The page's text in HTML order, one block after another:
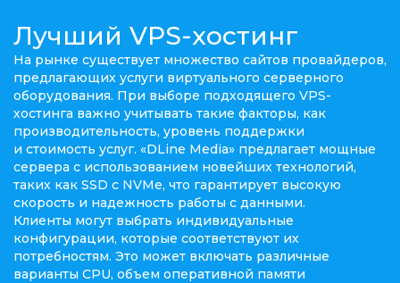
Лучший VPS-хостинг
На рынке существует множество сайтов провайдеров,
предлагающих услуги виртуального серверного
оборудования. При выборе подходящего VPS-
хостинга важно учитывать такие факторы, как
производительность, уровень поддержки
и стоимость услуг. «DLine Media» предлагает мощные
сервера с использованием новейших технологий,
таких как SSD с NVMe, что гарантирует высокую
скорость и надежность работы с данными.
Клиенты могут выбрать индивидуальные
конфигурации, которые соответствуют их
потребностям. Это может включать различные
варианты CPU, объем оперативной памяти